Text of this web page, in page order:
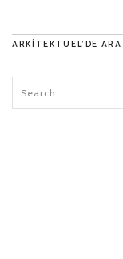
ARKITEKTUEL’DE ARA